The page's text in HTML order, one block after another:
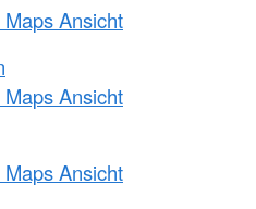
Ansicht
Ansicht
Ansicht